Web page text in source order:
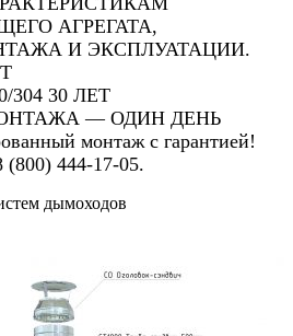
АГРЕГАТА,
И ЭКСПЛУАТАЦИИ.
304 30 ЛЕТ
— ОДИН ДЕНЬ
монтаж с гарантией!
(800) 444-17-05.
дымоходов